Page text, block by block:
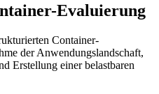
Evaluierung
Container-
der Anwendungslandschaft,
Erstellung einer belastbaren